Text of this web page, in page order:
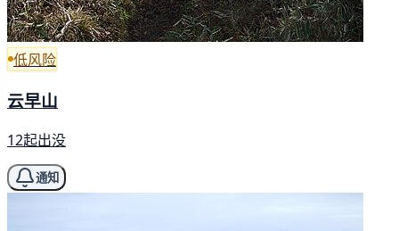
低风险
云早山
12起出没
通知